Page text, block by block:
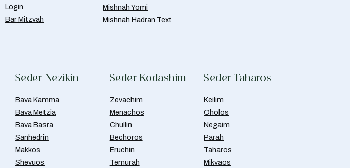
Login
Bar Mitzvah
Mishnah Yomi
Mishnah Hadran Text
Seder Nezikin
Bava Kamma
Bava Metzia
Bava Basra
Sanhedrin
Makkos
Shevuos
Seder Kodashim
Zevachim
Menachos
Chullin
Bechoros
Eruchin
Temurah
Seder Taharos
Keilim
Oholos
Negaim
Parah
Taharos
Mikvaos